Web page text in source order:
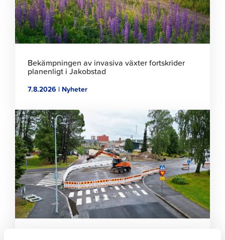
Bekämpningen av invasiva växter fortskrider
planenligt i Jakobstad
7.8.2026 | Nyheter
Klicka
för
att
läsa
artikeln